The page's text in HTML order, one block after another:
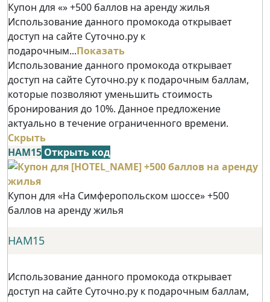
Купон для «» +500 баллов на аренду жилья
Использование данного промокода открывает
доступ на сайте Суточно.ру к
подарочным...Показать
Использование данного промокода открывает
доступ на сайте Суточно.ру к подарочным баллам,
которые позволяют уменьшить стоимость
бронирования до 10%. Данное предложение
актуально в течение ограниченного времени.
Скрыть
НАМ15 Открыть код
Купон для «На Симферопольском шоссе» +500
баллов на аренду жилья
НАМ15
Использование данного промокода открывает
доступ на сайте Суточно.ру к подарочным баллам,